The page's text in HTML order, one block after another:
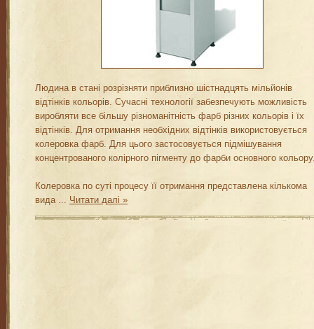
Людина в стані розрізняти приблизно шістнадцять мільйонів
відтінків кольорів. Сучасні технології забезпечують можливість
виробляти все більшу різноманітність фарб різних кольорів і їх
відтінків. Для отримання необхідних відтінків використовується
колеровка фарб. Для цього застосовується підмішування
концентрованого колірного пігменту до фарби основного
Колеровка по суті процесу її отримання представлена ​​кількома
вида ... Читати далі »